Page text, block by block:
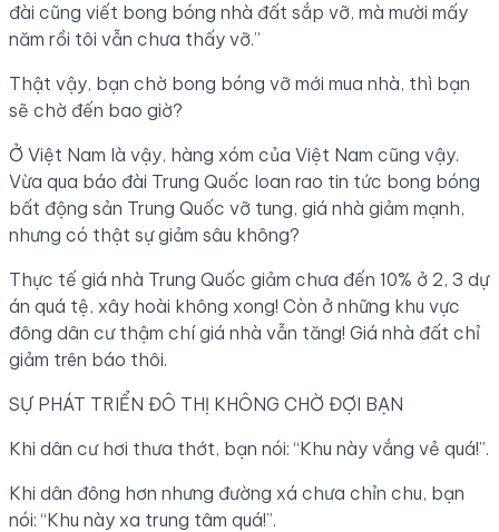
đài cũng viết bong bóng nhà đất sắp vỡ, mà mười mấy
năm rồi tôi vẫn chưa thấy vỡ.”
Thật vậy, bạn chờ bong bóng vỡ mới mua nhà, thì bạn
sẽ chờ đến bao giờ?
Ở Việt Nam là vậy, hàng xóm của Việt Nam cũng vậy.
Vừa qua báo đài Trung Quốc loan rao tin tức bong bóng
bất động sản Trung Quốc vỡ tung, giá nhà giảm mạnh,
nhưng có thật sự giảm sâu không?
Thực tế giá nhà Trung Quốc giảm chưa đến 10% ở 2, 3 dự
án quá tệ, xây hoài không xong! Còn ở những khu vực
đông dân cư thậm chí giá nhà vẫn tăng! Giá nhà đất chỉ
giảm trên báo thôi.
SỰ PHÁT TRIỂN ĐÔ THỊ KHÔNG CHỜ ĐỢI BẠN
Khi dân cư hơi thưa thớt, bạn nói: “Khu này vắng vẻ quá!”.
Khi dân đông hơn nhưng đường xá chưa chỉn chu, bạn
nói: “Khu này xa trung tâm quá!”.